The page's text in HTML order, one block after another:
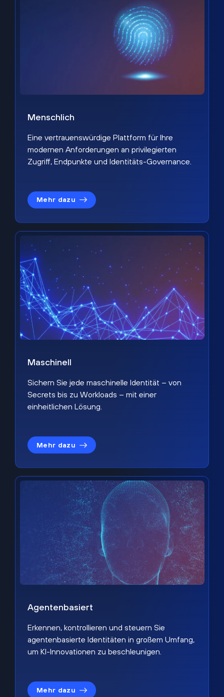
Menschlich
Eine vertrauenswürdige Plattform für Ihre
modernen Anforderungen an privilegierten
Zugriff, Endpunkte und Identitäts-Governance.
Mehr dazu
Maschinell
Sichern Sie jede maschinelle Identität – von
Secrets bis zu Workloads – mit einer
einheitlichen Lösung.
Mehr dazu
Agentenbasiert
Erkennen, kontrollieren und steuern Sie
agentenbasierte Identitäten in großem Umfang,
um KI-Innovationen zu beschleunigen.
Mehr dazu